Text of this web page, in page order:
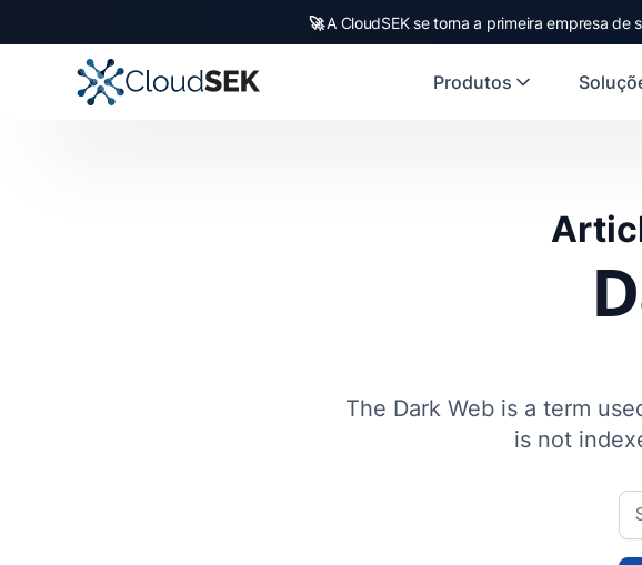
🚀A CloudSEK se torna a primeira empresa
Produtos
The Dark Web is a term
is not